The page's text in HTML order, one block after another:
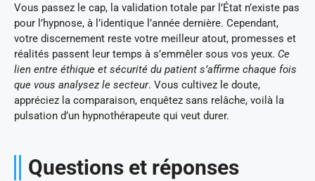
Vous passez le cap, la validation totale par l’État n’existe pas
pour l’hypnose, à l’identique l’année dernière. Cependant,
votre discernement reste votre meilleur atout, promesses et
réalités passent leur temps à s’emmêler sous vos yeux. Ce
lien entre éthique et sécurité du patient s’affirme chaque fois
que vous analysez le secteur. Vous cultivez le doute,
appréciez la comparaison, enquêtez sans relâche, voilà la
pulsation d’un hypnothérapeute qui veut durer.
Questions et réponses